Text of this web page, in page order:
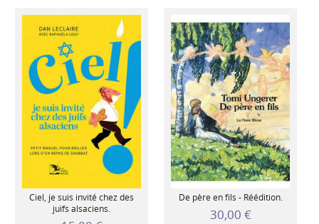
Ciel, je suis invité chez des
juifs alsaciens.
De père en fils - Réédition.
30,00 €